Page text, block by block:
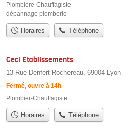
Plombière-Chauffagiste
dépannage plomberie
Horaires Téléphone
Ceci Etablissements
13 Rue Denfert-Rochereau, 69004 Lyon
Fermé, ouvre à 14h
Plombier-Chauffagiste
Horaires Téléphone